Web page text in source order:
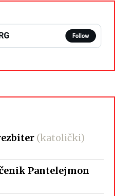
(katolički)
Pantelejmon